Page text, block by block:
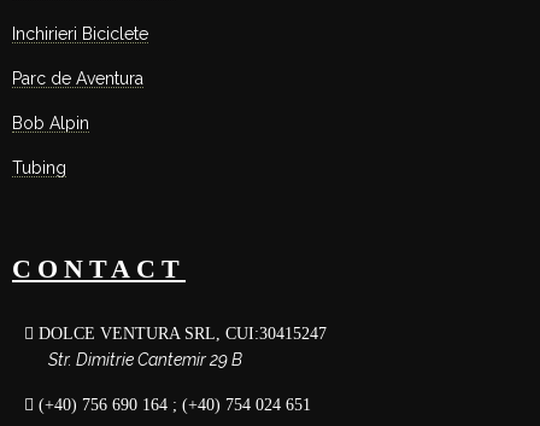
Inchirieri Biciclete
Parc de Aventura
Bob Alpin
Tubing
CONTACT
DOLCE VENTURA SRL, CUI:30415247
Str. Dimitrie Cantemir 29 B
(+40) 756 690 164 ; (+40) 754 024 651